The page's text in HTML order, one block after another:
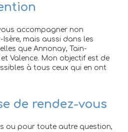
accompagner non
mais aussi dans les
que Annonay, Tain-
Valence. Mon objectif est de
à tous ceux qui en ont
de rendez-vous
ou pour toute autre question,